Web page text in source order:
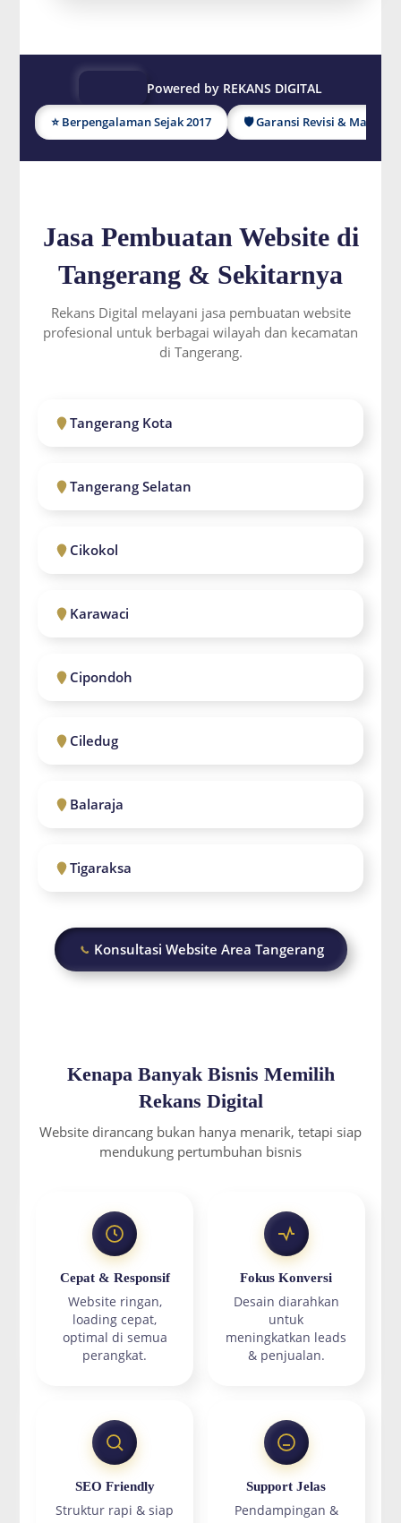
Powered by REKANS DIGITAL
⭐ Berpengalaman Sejak 2017 🛡 Garansi Revisi &
Jasa Pembuatan Website di
Tangerang & Sekitarnya
Rekans Digital melayani jasa pembuatan website
profesional untuk berbagai wilayah dan kecamatan
di Tangerang.
Tangerang Kota
Tangerang Selatan
Cikokol
Karawaci
Cipondoh
Ciledug
Balaraja
Tigaraksa
Konsultasi Website Area Tangerang
Kenapa Banyak Bisnis Memilih
Rekans Digital
Website dirancang bukan hanya menarik, tetapi siap
mendukung pertumbuhan bisnis
Cepat & Responsif
Website ringan,
loading cepat,
optimal di semua
perangkat.
Fokus Konversi
Desain diarahkan
untuk
meningkatkan leads
& penjualan.
SEO Friendly
Struktur rapi & siap
Support Jelas
Pendampingan &